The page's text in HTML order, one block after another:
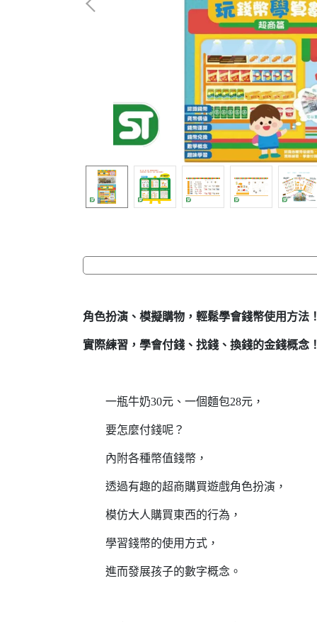
角色扮演、模擬購物，輕鬆學會錢幣使用方法！
實際練習，學會付錢、找錢、換錢的金錢概念！
一瓶牛奶30元、一個麵包28元，
要怎麼付錢呢？
內附各種幣值錢幣，
透過有趣的超商購買遊戲角色扮演，
模仿大人購買東西的行為，
學習錢幣的使用方式，
進而發展孩子的數字概念。